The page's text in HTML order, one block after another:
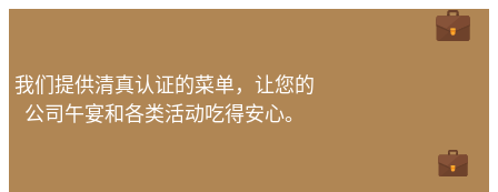
我们提供清真认证的菜单，让您的
公司午宴和各类活动吃得安心。